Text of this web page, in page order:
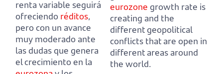
renta variable seguirá
ofreciendo réditos,
pero con un avance
muy moderado ante
las dudas que genera
el crecimiento en la
eurozone growth rate is
creating and the
different geopolitical
conflicts that are open in
different areas around
the world.